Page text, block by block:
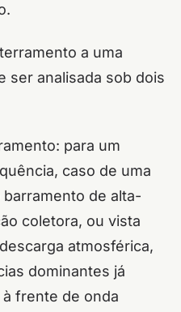
a uma
ser analisada sob dois
para um
caso de uma
de alta-
coletora, ou vista
atmosférica,
dominantes já
frente de onda